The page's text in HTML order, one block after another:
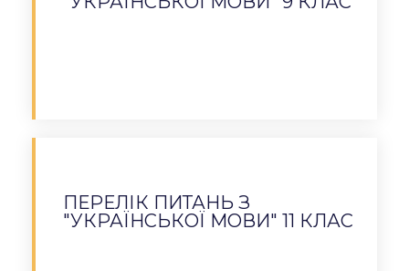
ПЕРЕЛІК ПИТАНЬ З
"УКРАЇНСЬКОЇ МОВИ" 11 КЛАС